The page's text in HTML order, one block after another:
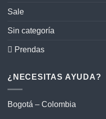
Sale
Sin categoría
 Prendas
¿NECESITAS AYUDA?
Bogotá – Colombia